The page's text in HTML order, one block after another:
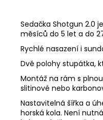
Sedačka Shotgun 2.0
měsíců do 5 let a do
Rychlé nasazení i
Dvě polohy stupátka,
Montáž na rám s
slitinové nebo
Nastavitelná šířka a
horská kola. Není